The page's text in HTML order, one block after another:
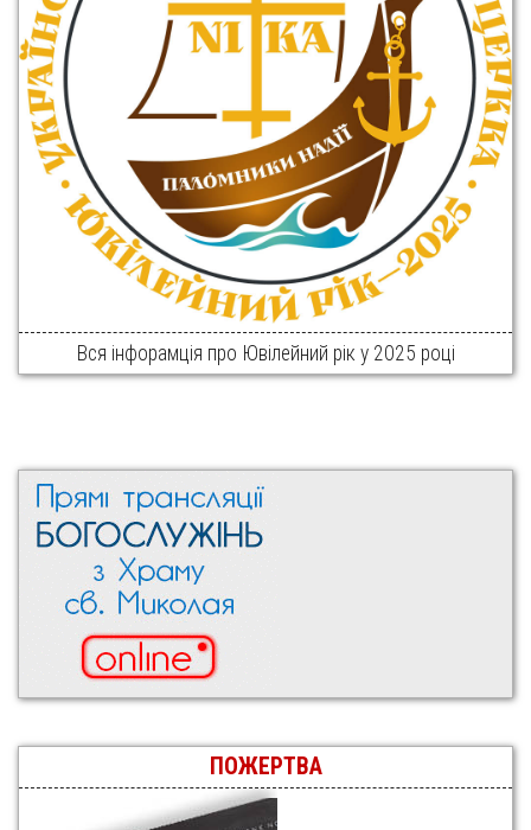
Вся інфорамція про Ювілейний рік у 2025 році
ПОЖЕРТВА